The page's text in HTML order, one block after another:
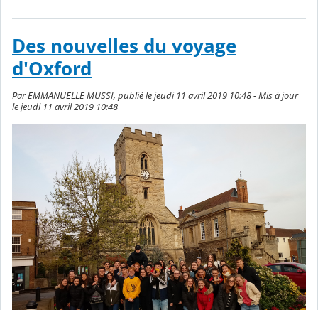
Des nouvelles du voyage
d'Oxford
Par EMMANUELLE MUSSI, publié le jeudi 11 avril 2019 10:48 - Mis à jour
le jeudi 11 avril 2019 10:48